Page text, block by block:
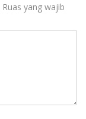
Ruas yang wajib